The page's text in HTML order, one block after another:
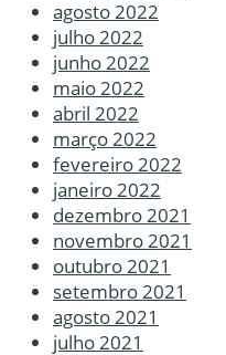
agosto 2022
julho 2022
junho 2022
maio 2022
abril 2022
março 2022
fevereiro 2022
janeiro 2022
dezembro 2021
novembro 2021
outubro 2021
setembro 2021
agosto 2021
julho 2021